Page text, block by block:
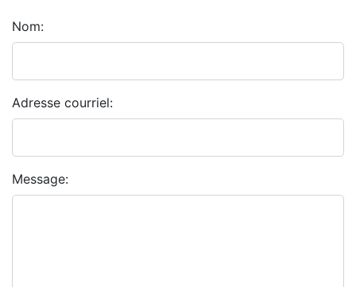
Nom:
Adresse courriel:
Message: